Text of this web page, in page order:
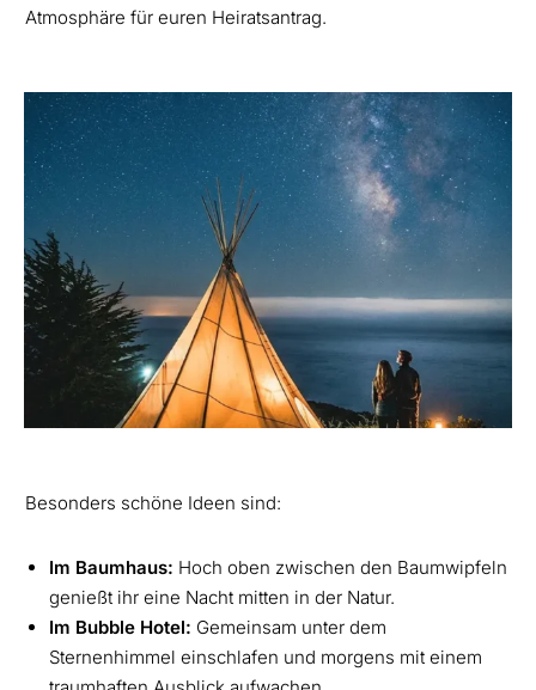
Atmosphäre für euren Heiratsantrag.
Besonders schöne Ideen sind:
Im Baumhaus: Hoch oben zwischen den Baumwipfeln
genießt ihr eine Nacht mitten in der Natur.
Im Bubble Hotel: Gemeinsam unter dem
Sternenhimmel einschlafen und morgens mit einem